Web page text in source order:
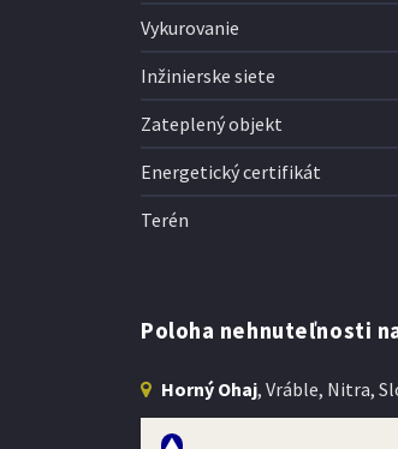
Vykurovanie
Inžinierske siete
Zateplený objekt
Energetický certifikát
Terén
Poloha nehnuteľnosti
Horný Ohaj, Vráble, Nitra,